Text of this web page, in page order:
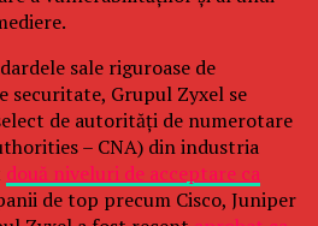
sale riguroase de
securitate, Grupul Zyxel se
de autorități de numerotare
– CNA) din industria
două niveluri de acceptare ca
de top precum Cisco, Juniper